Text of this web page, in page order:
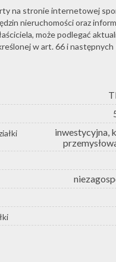
na stronie internetowej
nieruchomości oraz
może podlegać
w art. 66 i następnych
inwestycyjna,